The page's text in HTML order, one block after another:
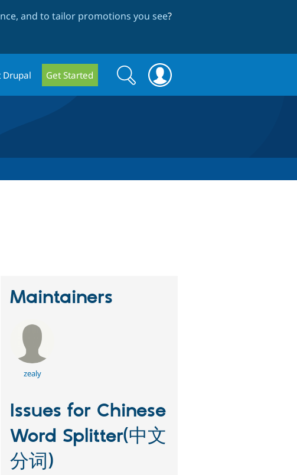
and to tailor promotions you see?
Drupal Get Started
Search
form
Search
Maintainers
zealy
Issues for Chinese
Word Splitter(中文
分词)